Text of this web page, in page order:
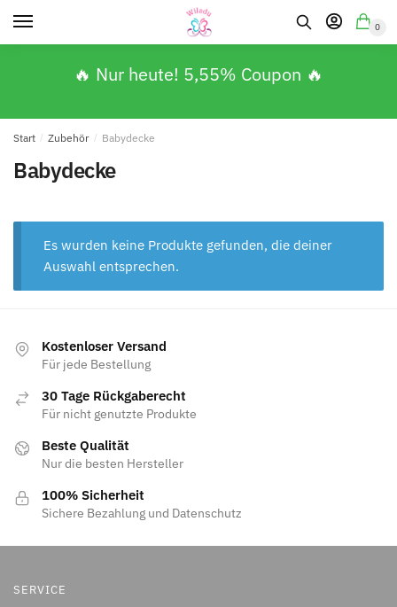
0
🔥 Nur heute! 5,55% Coupon 🔥
Start / Zubehör / Babydecke
Babydecke
Es wurden keine Produkte gefunden, die deiner
Auswahl entsprechen.
Kostenloser Versand
Für jede Bestellung
30 Tage Rückgaberecht
Für nicht genutzte Produkte
Beste Qualität
Nur die besten Hersteller
100% Sicherheit
Sichere Bezahlung und Datenschutz
SERVICE